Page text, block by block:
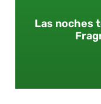
Las noches